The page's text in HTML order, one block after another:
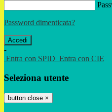
Password dimenticata?
-
Entra con SPID Entra con CIE
Seleziona utente
button close ×